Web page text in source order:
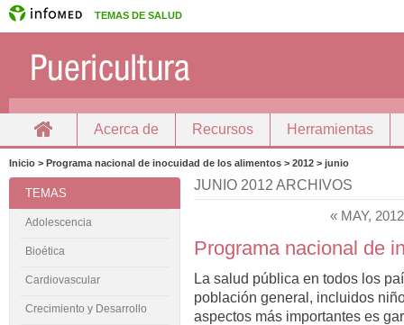
TEMAS DE SALUD
Acerca de Recursos Herramientas
Docencia
Inicio > Programa nacional de inocuidad de los alimentos > 2012 > junio
JUNIO 2012 ARCHIVOS
« MAY, 2012
Programa nacional de
La salud pública en todos los
población general, incluidos
aspectos más importantes es
TEMAS
Adolescencia
Bioética
Cardiovascular
Crecimiento y Desarrollo